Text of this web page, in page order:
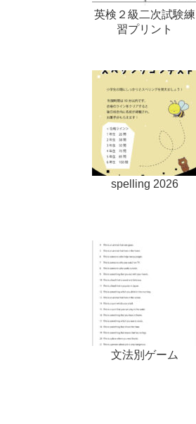
英検２級二次試験練
習プリント
spelling 2026
文法別ゲーム